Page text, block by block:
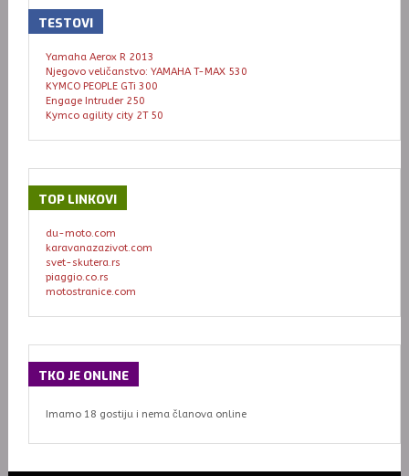
TESTOVI
Yamaha Aerox R 2013
Njegovo veličanstvo: YAMAHA T-MAX 530
KYMCO PEOPLE GTi 300
Engage Intruder 250
Kymco agility city 2T 50
TOP LINKOVI
du-moto.com
karavanazazivot.com
svet-skutera.rs
piaggio.co.rs
motostranice.com
TKO JE ONLINE
Imamo 18 gostiju i nema članova online